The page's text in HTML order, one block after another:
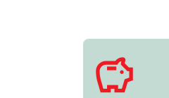
savings